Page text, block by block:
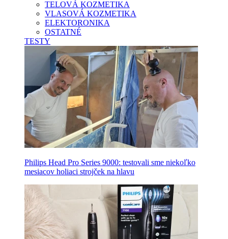
TELOVÁ KOZMETIKA
VLASOVÁ KOZMETIKA
ELEKTORONIKA
OSTATNÉ
TESTY
Philips Head Pro Series 9000: testovali sme niekoľko
mesiacov holiaci strojček na hlavu